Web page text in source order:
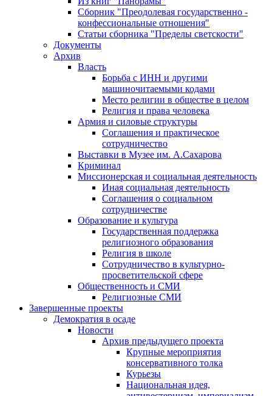
Сборник "Преодолевая государственно -
конфессиональные отношения"
Статьи сборника "Пределы светскости"
Документы
Архив
Власть
Борьба с ИНН и другими
машиночитаемыми кодами
Место религии в обществе в целом
Религия и права человека
Армия и силовые структуры
Соглашения и практическое
сотрудничество
Выставки в Музее им. А.Сахарова
Криминал
Миссионерская и социальная деятельность
Иная социальная деятельность
Соглашения о социальном
сотрудничестве
Образование и культура
Государственная поддержка
религиозного образования
Религия в школе
Сотрудничество в культурно-
просветительской сфере
Общественность и СМИ
Религиозные СМИ
Завершенные проекты
Демократия в осаде
Новости
Архив предыдущего проекта
Крупные мероприятия
консервативного толка
Курьезы
Национальная идея,